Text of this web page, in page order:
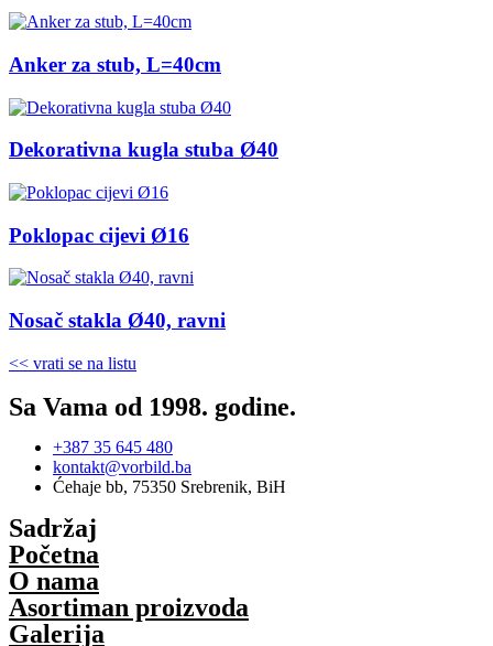
Anker za stub, L=40cm
Dekorativna kugla stuba Ø40
Poklopac cijevi Ø16
Nosač stakla Ø40, ravni
<< vrati se na listu
Sa Vama od 1998. godine.
+387 35 645 480
kontakt@vorbild.ba
Ćehaje bb, 75350 Srebrenik, BiH
Sadržaj
Početna
O nama
Asortiman proizvoda
Galerija